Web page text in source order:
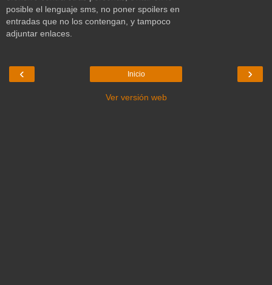
posible el lenguaje sms, no poner spoilers en
entradas que no los contengan, y tampoco
adjuntar enlaces.
‹ ›
Inicio
Ver versión web